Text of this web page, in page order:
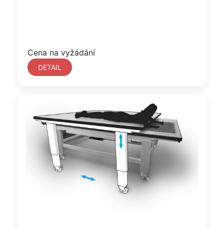
Cena na vyžádání
DETAIL